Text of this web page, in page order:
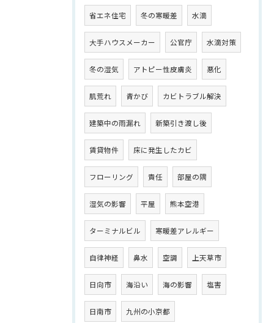
省エネ住宅 冬の寒暖差 水滴
大手ハウスメーカー 公官庁 水滴対策
冬の湿気 アトピー性皮膚炎 悪化
肌荒れ 青かび カビトラブル解決
建築中の雨漏れ 新築引き渡し後
賃貸物件 床に発生したカビ
フローリング 責任 部屋の隅
湿気の影響 平屋 熊本空港
ターミナルビル 寒暖差アレルギー
自律神経 鼻水 空調 上天草市
日向市 海沿い 海の影響 塩害
日南市 九州の小京都